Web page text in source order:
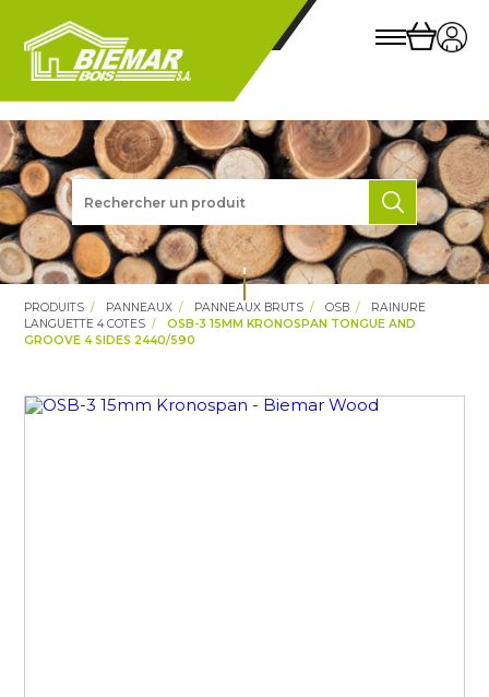
PRODUITS PANNEAUX PANNEAUX BRUTS OSB
RAINURE
LANGUETTE 4 COTES
OSB-3 15MM KRONOSPAN TONGUE AND
GROOVE 4 SIDES 2440/590